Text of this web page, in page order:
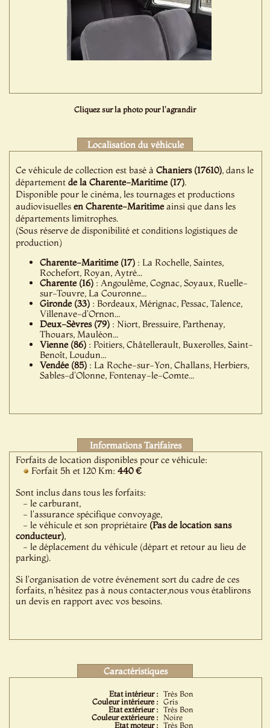
Cliquez sur la photo pour l'agrandir
Localisation du véhicule
Ce véhicule de collection est basé àChaniers (17610), dans le
départementde la Charente-Maritime (17).
Disponible pour le cinéma, les tournages et productions
audiovisuellesen Charente-Maritimeainsi que dans les
départements limitrophes.
(Sous réserve de disponibilité et conditions logistiques de
production)
Charente-Maritime (17) : La Rochelle, Saintes,
Rochefort, Royan, Aytré...
Charente (16) : Angoulême, Cognac, Soyaux, Ruelle-
sur-Touvre, La Couronne...
Gironde (33) : Bordeaux, Mérignac, Pessac, Talence,
Villenave-d'Ornon...
Deux-Sèvres (79) : Niort, Bressuire, Parthenay,
Thouars, Mauléon...
Vienne (86) : Poitiers, Châtellerault, Buxerolles, Saint-
Benoît, Loudun...
Vendée (85) : La Roche-sur-Yon, Challans, Herbiers,
Sables-d'Olonne, Fontenay-le-Comte...
Informations Tarifaires
Forfaits de location disponibles pour ce véhicule:
Forfait 5h et 120 Km:440 €
Sont inclus dans tous les forfaits:
- le carburant,
- l'assurance spécifique convoyage,
- le véhicule et son propriétaire (Pas de location sans
conducteur),
- le déplacement du véhicule (départ et retour au lieu de
parking).
Si l'organisation de votre événement sort du cadre de ces
forfaits, n'hésitez pas à nous contacter,nous vous établirons
un devis en rapport avec vos besoins.
Caractéristiques
Etat intérieur : Très Bon
Couleur intérieure : Gris
Etat extérieur : Très Bon
Couleur extérieure : Noire
Etat moteur : Très Bon